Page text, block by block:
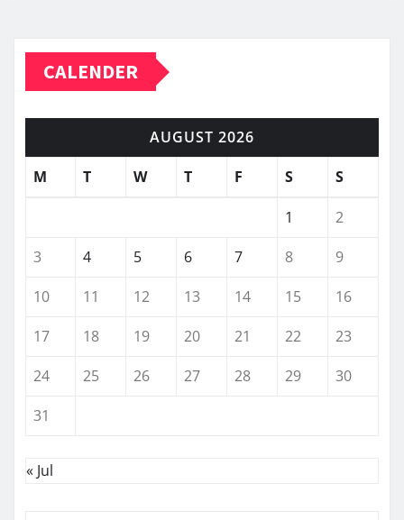
CALENDER
AUGUST 2026
M
T W T F S S
1
2
3
4 5 6 7 8
9
10
11 12 13 14 15
16
17
18 19 20 21 22
23
24
25 26 27 28 29
30
31
« Jul